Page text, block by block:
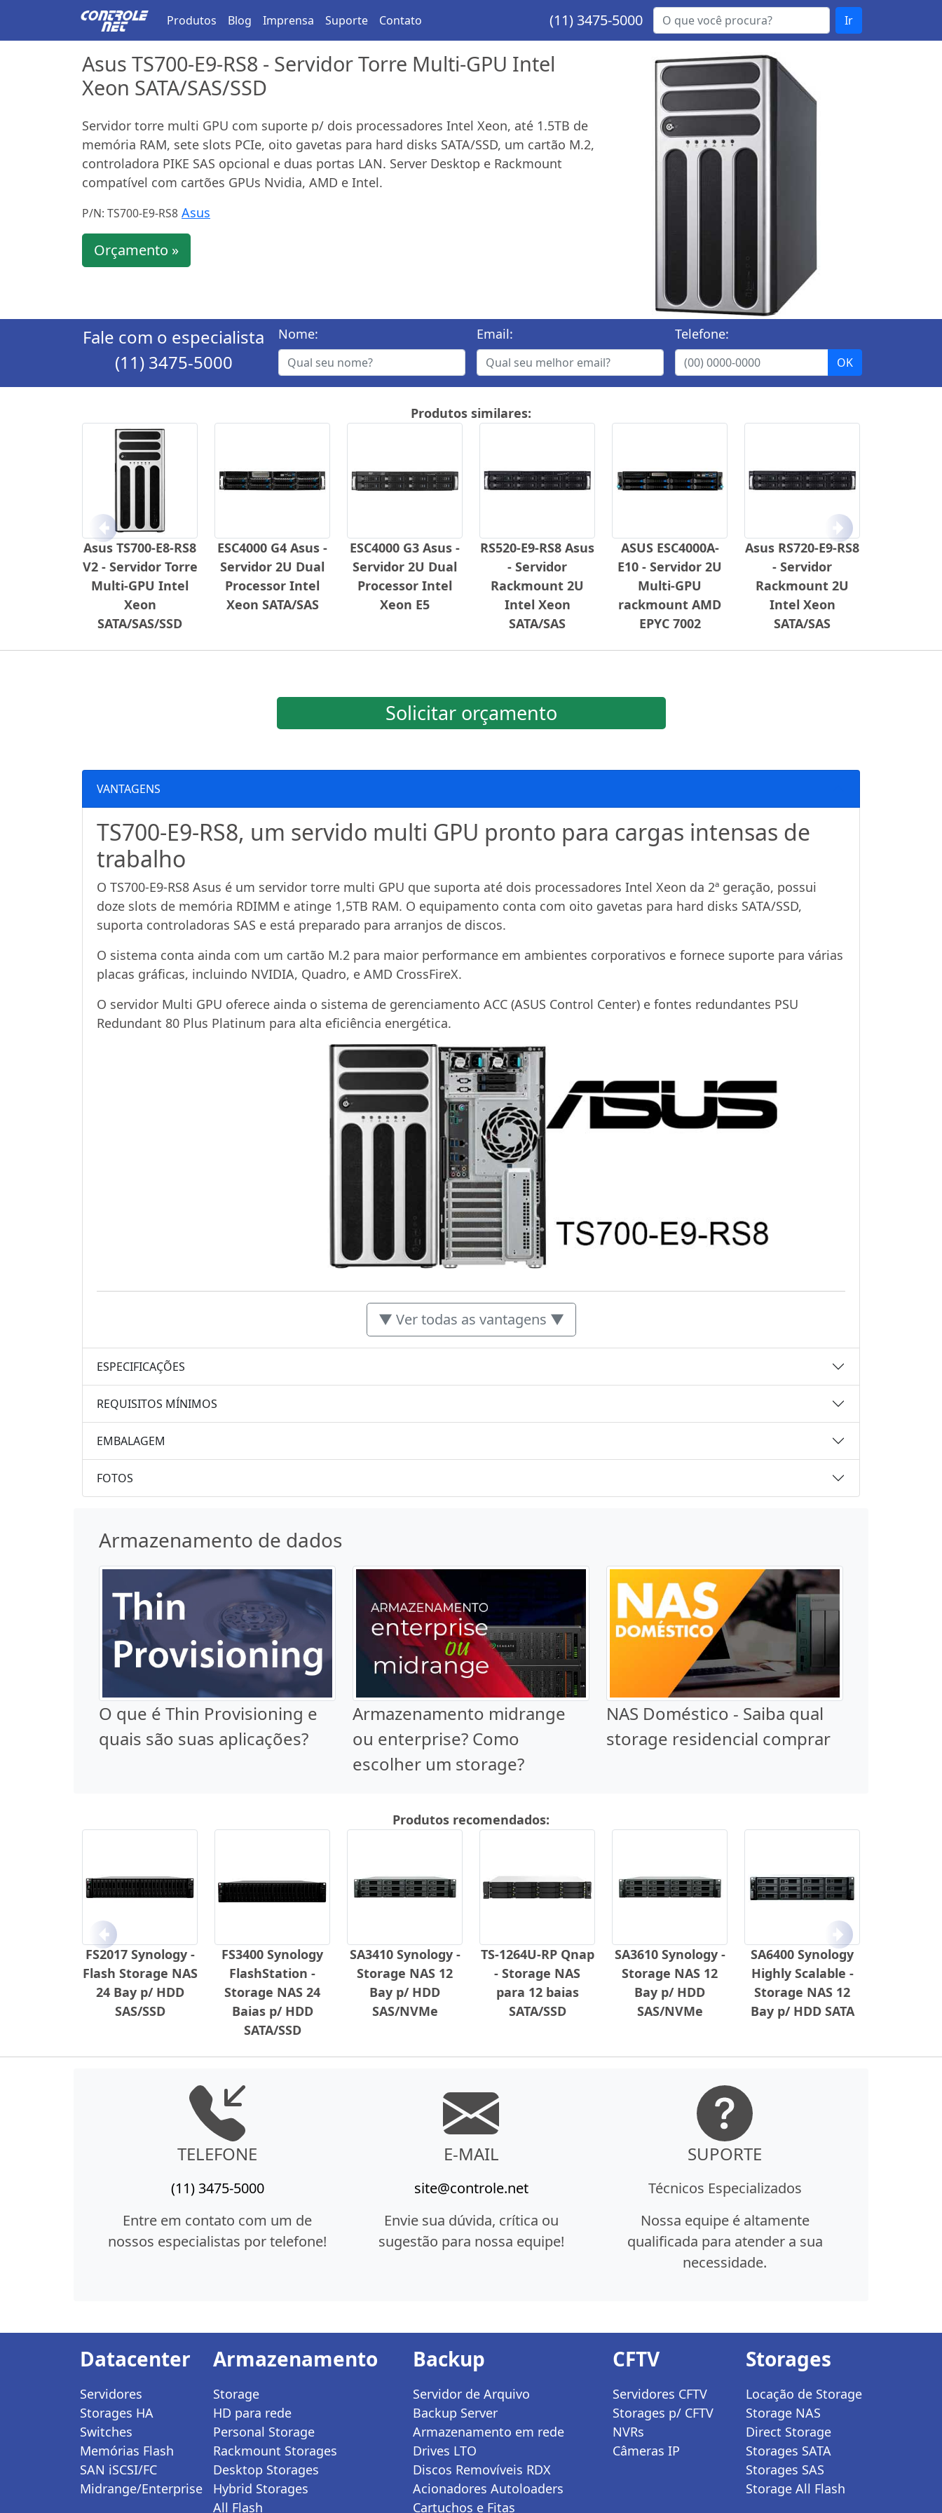
Produtos Blog Imprensa Suporte Contato (11) 3475-5000 Ir
Asus TS700-E9-RS8 - Servidor Torre Multi-GPU Intel
Xeon SATA/SAS/SSD
Servidor torre multi GPU com suporte p/ dois processadores Intel Xeon, até 1.5TB de
memória RAM, sete slots PCIe, oito gavetas para hard disks SATA/SSD, um cartão M.2,
controladora PIKE SAS opcional e duas portas LAN. Server Desktop e Rackmount
compatível com cartões GPUs Nvidia, AMD e Intel.
P/N: TS700-E9-RS8 Asus
Orçamento »
Fale com o especialista
(11) 3475-5000
Nome: Email: Telefone:
Produtos similares:
Asus TS700-E8-RS8
V2 - Servidor Torre
Multi-GPU Intel
Xeon
SATA/SAS/SSD
ESC4000 G4 Asus -
Servidor 2U Dual
Processor Intel
Xeon SATA/SAS
ESC4000 G3 Asus -
Servidor 2U Dual
Processor Intel
Xeon E5
RS520-E9-RS8 Asus
- Servidor
Rackmount 2U
Intel Xeon
SATA/SAS
ASUS ESC4000A-
E10 - Servidor 2U
Multi-GPU
rackmount AMD
EPYC 7002
Asus RS720-E9-RS8
- Servidor
Rackmount 2U
Intel Xeon
SATA/SAS
Anterior Próximo
Solicitar orçamento
VANTAGENS
TS700-E9-RS8, um servido multi GPU pronto para cargas intensas de
trabalho
O TS700-E9-RS8 Asus é um servidor torre multi GPU que suporta até dois processadores Intel Xeon da 2ª geração, possui
doze slots de memória RDIMM e atinge 1,5TB RAM. O equipamento conta com oito gavetas para hard disks SATA/SSD,
suporta controladoras SAS e está preparado para arranjos de discos.
O sistema conta ainda com um cartão M.2 para maior performance em ambientes corporativos e fornece suporte para várias
placas gráficas, incluindo NVIDIA, Quadro, e AMD CrossFireX.
O servidor Multi GPU oferece ainda o sistema de gerenciamento ACC (ASUS Control Center) e fontes redundantes PSU
Redundant 80 Plus Platinum para alta eficiência energética.
▼ Ver todas as vantagens ▼
ESPECIFICAÇÕES
REQUISITOS MÍNIMOS
EMBALAGEM
FOTOS
Armazenamento de dados
O que é Thin Provisioning e
quais são suas aplicações?
Armazenamento midrange
ou enterprise? Como
escolher um storage?
NAS Doméstico - Saiba qual
storage residencial comprar
Produtos recomendados:
FS2017 Synology -
Flash Storage NAS
24 Bay p/ HDD
SAS/SSD
FS3400 Synology
FlashStation -
Storage NAS 24
Baias p/ HDD
SATA/SSD
SA3410 Synology -
Storage NAS 12
Bay p/ HDD
SAS/NVMe
TS-1264U-RP Qnap
- Storage NAS
para 12 baias
SATA/SSD
SA3610 Synology -
Storage NAS 12
Bay p/ HDD
SAS/NVMe
SA6400 Synology
Highly Scalable -
Storage NAS 12
Bay p/ HDD SATA
Anterior Próximo
TELEFONE
(11) 3475-5000
Entre em contato com um de
nossos especialistas por telefone!
E-MAIL
site@controle.net
Envie sua dúvida, crítica ou
sugestão para nossa equipe!
SUPORTE
Técnicos Especializados
Nossa equipe é altamente
qualificada para atender a sua
necessidade.
Datacenter
Servidores
Storages HA
Switches
Memórias Flash
SAN iSCSI/FC
Midrange/Enterprise
Armazenamento
Storage
HD para rede
Personal Storage
Rackmount Storages
Desktop Storages
Hybrid Storages
All Flash
Backup
Servidor de Arquivo
Backup Server
Armazenamento em rede
Drives LTO
Discos Removíveis RDX
Acionadores Autoloaders
Cartuchos e Fitas
CFTV
Servidores CFTV
Storages p/ CFTV
NVRs
Câmeras IP
Storages
Locação de Storage
Storage NAS
Direct Storage
Storages SATA
Storages SAS
Storage All Flash